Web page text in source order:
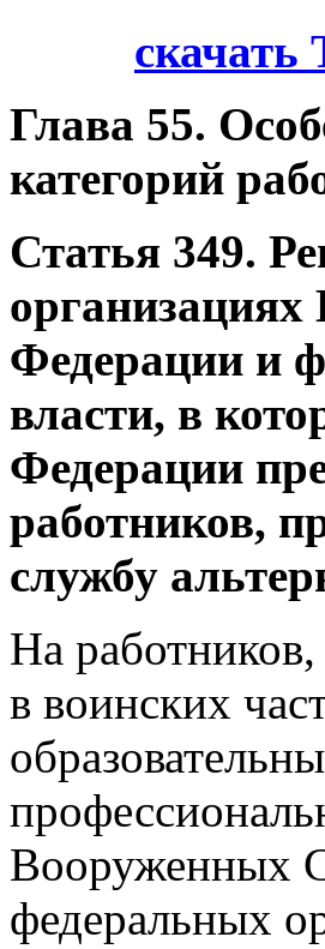
скачать
Глава 55.
категорий
Статья 349.
Федерации и
власти, в
Федерации
работников,
службу
На
в воинских
Вооруженных
федеральных